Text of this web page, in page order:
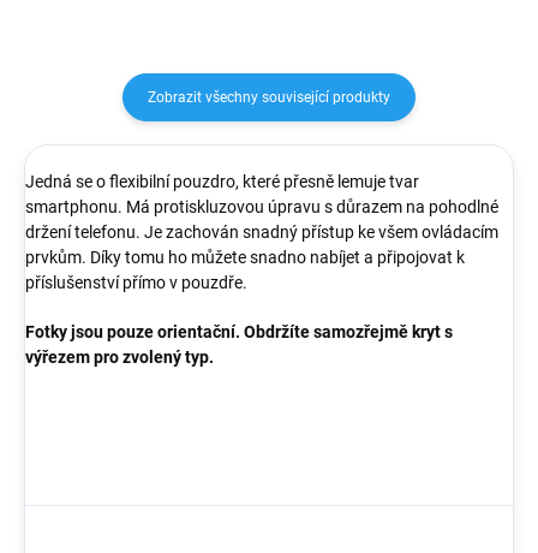
Zobrazit všechny související produkty
Jedná se o flexibilní pouzdro, které přesně lemuje tvar
smartphonu. Má protiskluzovou úpravu s důrazem na pohodlné
držení telefonu. Je zachován snadný přístup ke všem ovládacím
prvkům. Díky tomu ho můžete snadno nabíjet a připojovat k
příslušenství přímo v pouzdře.
Fotky jsou pouze orientační. Obdržíte samozřejmě kryt s
výřezem pro zvolený typ.